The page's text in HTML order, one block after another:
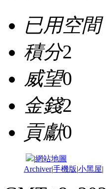
已用空間
積分2
威望0
金錢2
貢獻0
|網站地圖
Archiver|手機版|小黑屋|